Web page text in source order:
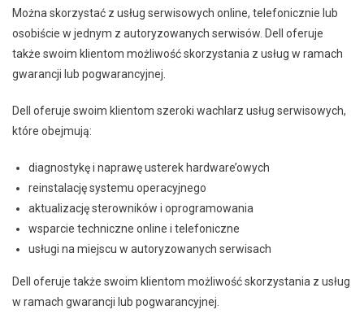
Można skorzystać z usług serwisowych online, telefonicznie lub
osobiście w jednym z autoryzowanych serwisów. Dell oferuje
także swoim klientom możliwość skorzystania z usług w ramach
gwarancji lub pogwarancyjnej.
Dell oferuje swoim klientom szeroki wachlarz usług serwisowych,
które obejmują:
diagnostykę i naprawę usterek hardware’owych
reinstalację systemu operacyjnego
aktualizację sterowników i oprogramowania
wsparcie techniczne online i telefoniczne
usługi na miejscu w autoryzowanych serwisach
Dell oferuje także swoim klientom możliwość skorzystania z usług
w ramach gwarancji lub pogwarancyjnej.